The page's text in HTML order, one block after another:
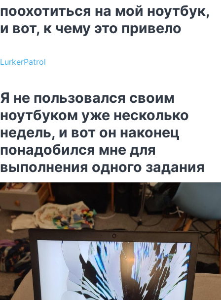
поохотиться на мой ноутбук,
и вот, к чему это привело
LurkerPatrol
Я не пользовался своим
ноутбуком уже несколько
недель, и вот он наконец
понадобился мне для
выполнения одного задания